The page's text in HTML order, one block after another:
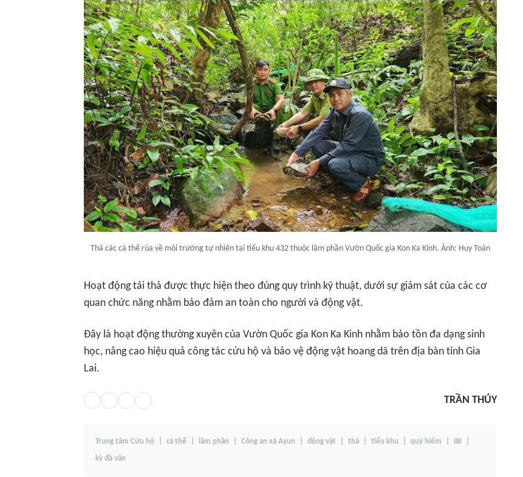
Thả các cá thể rùa về môi trường tự nhiên tại tiểu khu 432 thuộc lâm phần Vườn Quốc gia Kon Ka Kinh. Ảnh: Huy Toàn
Hoạt động tái thả được thực hiện theo đúng quy trình kỹ thuật, dưới sự giám sát của các cơ
quan chức năng nhằm bảo đảm an toàn cho người và động vật.
Đây là hoạt động thường xuyên của Vườn Quốc gia Kon Ka Kinh nhằm bảo tồn đa dạng sinh
học, nâng cao hiệu quả công tác cứu hộ và bảo vệ động vật hoang dã trên địa bàn tỉnh Gia
Lai.
TRẦN THÚY
Trung tâm Cứu hộ cá thể lâm phần Công an xã Ayun động vật thả tiểu khu quý hiếm IIB
kỳ đà vân